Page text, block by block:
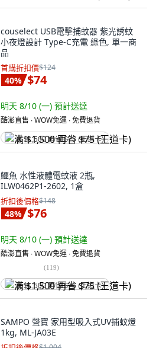
couselect USB電擊捕蚊器 紫光誘蚊
小夜燈設計 Type-C充電 綠色, 單一商
品
首購折扣價$124
40% $74
明天 8/10 (一) 預計送達
酷澎直售 ∙ WOW免運 ∙ 免費退貨
满 $1,500 再省 $75 (王道卡)
鱷魚 水性液體電蚊液 2瓶,
ILW0462P1-2602, 1盒
折扣後價格$148
48% $76
明天 8/10 (一) 預計送達
酷澎直售 ∙ WOW免運 ∙ 免費退貨
(119)
满 $1,500 再省 $75 (王道卡)
SAMPO 聲寶 家用型吸入式UV捕蚊燈
1kg, ML-JA03E